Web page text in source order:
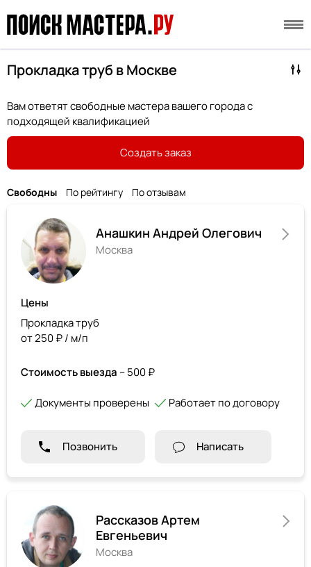
Прокладка труб в Москве
Вам ответят свободные мастера вашего города с
подходящей квалификацией
Создать заказ
Свободны По рейтингу По отзывам
Анашкин Андрей Олегович
Москва
Цены
Прокладка труб
от 250 ₽ / м/п
Стоимость выезда – 500 ₽
Документы проверены Работает по договору
Позвонить Написать
Рассказов Артем
Евгеньевич
Москва